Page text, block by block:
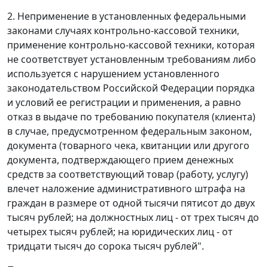
2. Неприменение в установленных федеральными
законами случаях контрольно-кассовой техники,
применение контрольно-кассовой техники, которая
не соответствует установленным требованиям либо
используется с нарушением установленного
законодательством Российской Федерации порядка
и условий ее регистрации и применения, а равно
отказ в выдаче по требованию покупателя (клиента)
в случае, предусмотренном федеральным законом,
документа (товарного чека, квитанции или другого
документа, подтверждающего прием денежных
средств за соответствующий товар (работу, услугу)
влечет наложение административного штрафа на
граждан в размере от одной тысячи пятисот до двух
тысяч рублей; на должностных лиц - от трех тысяч до
четырех тысяч рублей; на юридических лиц - от
тридцати тысяч до сорока тысяч рублей".